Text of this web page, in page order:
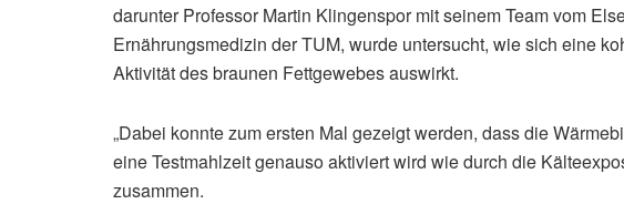
darunter Professor Martin Klingenspor mit seinem Team vom
Ernährungsmedizin der TUM, wurde untersucht, wie sich eine
Aktivität des braunen Fettgewebes auswirkt.
„Dabei konnte zum ersten Mal gezeigt werden, dass die
eine Testmahlzeit genauso aktiviert wird wie durch die
zusammen.